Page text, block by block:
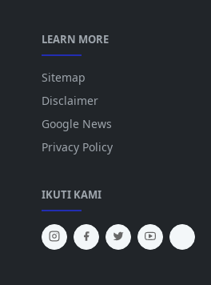
LEARN MORE
Sitemap
Disclaimer
Google News
Privacy Policy
IKUTI KAMI